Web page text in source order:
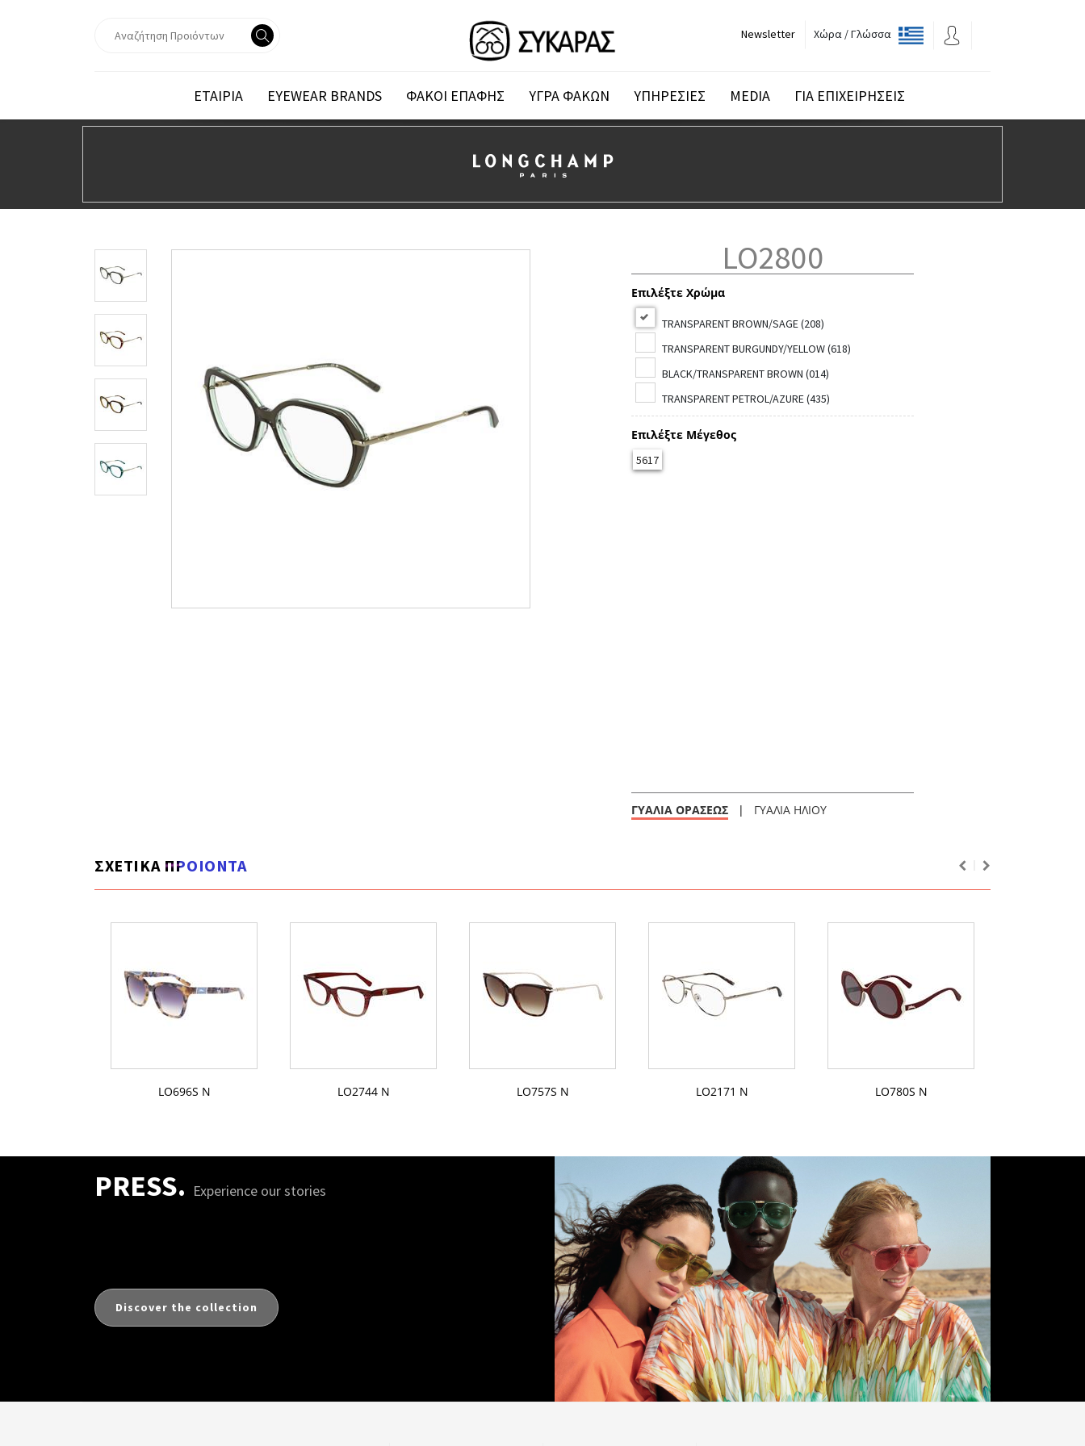
Newsletter Χώρα / Γλώσσα
ΕΤΑΙΡΙΑ EYEWEAR BRANDS ΦΑΚΟΙ ΕΠΑΦΗΣ ΥΓΡΑ ΦΑΚΩΝ ΥΠΗΡΕΣΙΕΣ MEDIA ΓΙΑ ΕΠΙΧΕΙΡΗΣΕΙΣ
LO2800
Επιλέξτε Χρώμα
TRANSPARENT BROWN/SAGE (208)
TRANSPARENT BURGUNDY/YELLOW (618)
BLACK/TRANSPARENT BROWN (014)
TRANSPARENT PETROL/AZURE (435)
Επιλέξτε Μέγεθος
5617
ΓΥΑΛΙΑ ΟΡΑΣΕΩΣ| ΓΥΑΛΙΑ ΗΛΙΟΥ
ΣΧΕΤΙΚΑ ΠΡΟΙΟΝΤΑ
LO696S N LO2744 N LO757S N LO2171 N LO780S N
PRESS. Experience our stories
Discover the collection